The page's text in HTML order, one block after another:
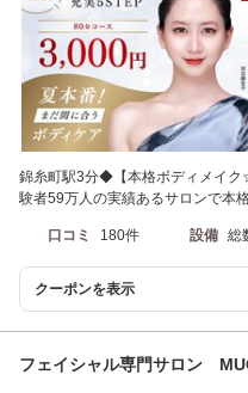
錦糸町駅3分◆【本格ボディメイ
験者59万人の実績あるサロンで本
口コミ 180件 設備 総
クーポンを表示
フェイシャル専門サロン